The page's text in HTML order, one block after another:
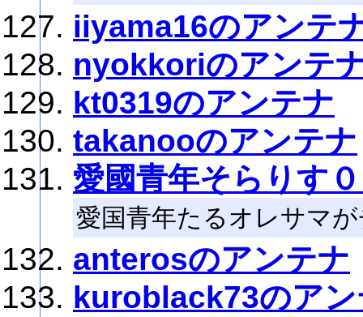
iiyama16のアンテ
nyokkoriのアンテ
kt0319のアンテナ
takanooのアンテナ
愛國青年そらりす
愛国青年たるオレサマ
anterosのアンテナ
kuroblack73のアン